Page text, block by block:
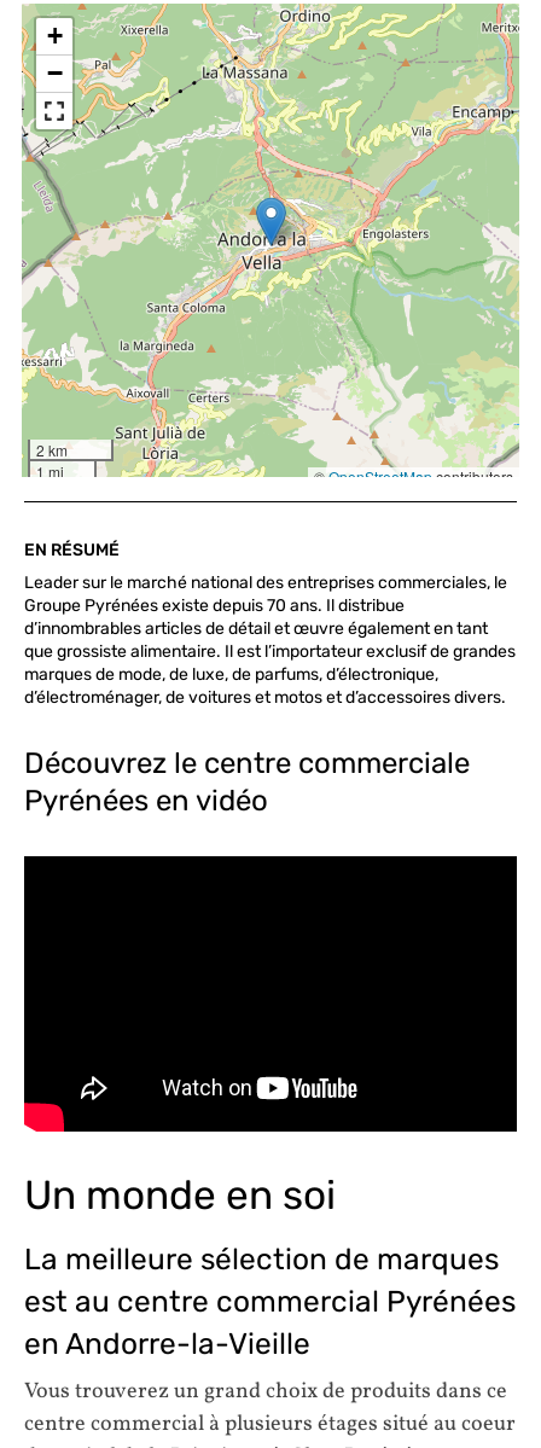
Un monde en soi
La meilleure sélection de marques
est au centre commercial Pyrénées
en Andorre-la-Vieille
Vous trouverez un grand choix de produits dans ce
centre commercial à plusieurs étages situé au coeur
EN RÉSUMÉ
Leader sur le marché national des entreprises commerciales, le
Groupe Pyrénées existe depuis 70 ans. Il distribue
d’innombrables articles de détail et œuvre également en tant
que grossiste alimentaire. Il est l’importateur exclusif de grandes
marques de mode, de luxe, de parfums, d’électronique,
d’électroménager, de voitures et motos et d’accessoires divers.
Découvrez le centre commerciale
Pyrénées en vidéo